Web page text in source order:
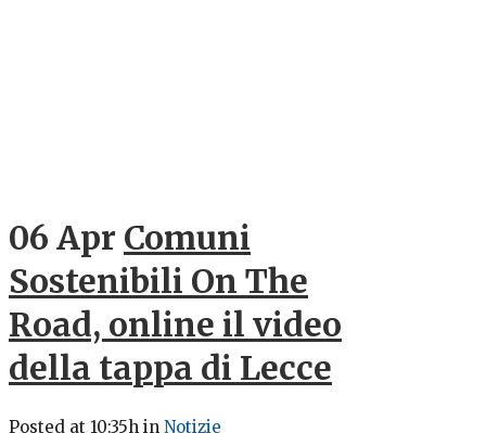
06 Apr Comuni
Sostenibili On The
Road, online il video
della tappa di Lecce
Posted at 10:35h in Notizie